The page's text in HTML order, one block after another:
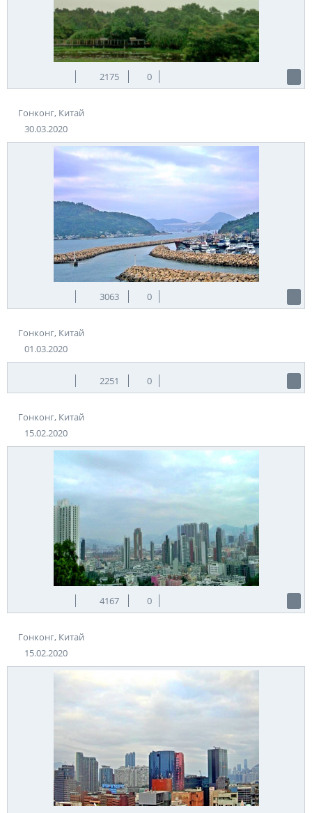
2175 0
Гонконг, Китай
30.03.2020
3063 0
Гонконг, Китай
01.03.2020
2251 0
Гонконг, Китай
15.02.2020
4167 0
Гонконг, Китай
15.02.2020